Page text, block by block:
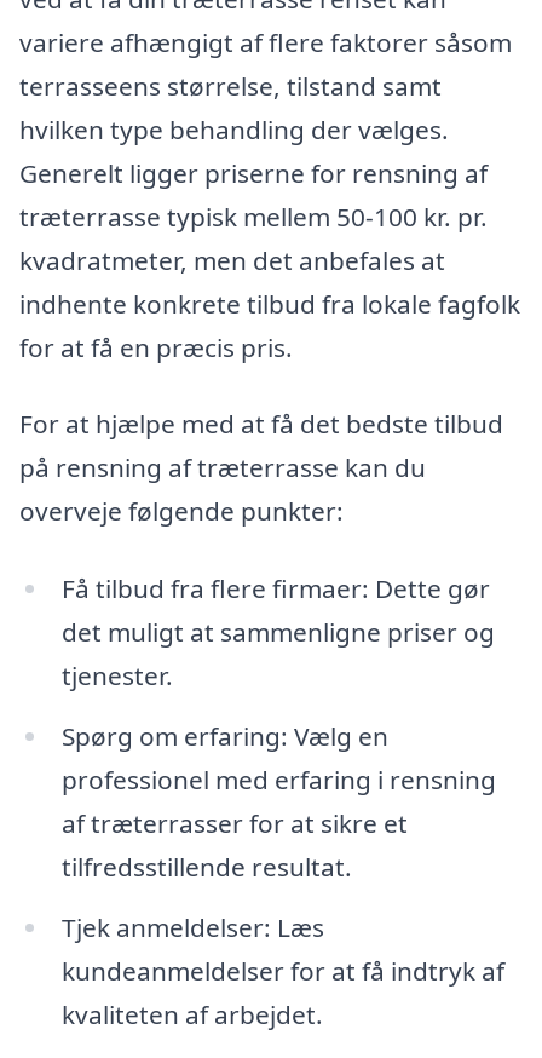
variere afhængigt af flere faktorer såsom
terrasseens størrelse, tilstand samt
hvilken type behandling der vælges.
Generelt ligger priserne for rensning af
træterrasse typisk mellem 50-100 kr. pr.
kvadratmeter, men det anbefales at
indhente konkrete tilbud fra lokale fagfolk
for at få en præcis pris.
For at hjælpe med at få det bedste tilbud
på rensning af træterrasse kan du
overveje følgende punkter:
Få tilbud fra flere firmaer: Dette gør
det muligt at sammenligne priser og
tjenester.
Spørg om erfaring: Vælg en
professionel med erfaring i rensning
af træterrasser for at sikre et
tilfredsstillende resultat.
Tjek anmeldelser: Læs
kundeanmeldelser for at få indtryk af
kvaliteten af arbejdet.